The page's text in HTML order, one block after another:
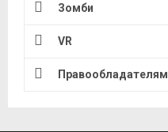
Зомби
VR
Правообладателям